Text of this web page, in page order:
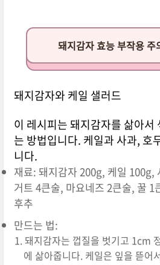
돼지감자 효능 부작용 주
돼지감자와 케일 샐러드
이 레시피는 돼지감자를 삶아서
는 방법입니다. 케일과 사과, 호
니다.
재료: 돼지감자 200g, 케일 100g,
거트 4큰술, 마요네즈 2큰술, 꿀 1
후추
만드는 법:
돼지감자는 껍질을 벗기고 1cm
에 삶아줍니다. 케일은 잎을 뜯어